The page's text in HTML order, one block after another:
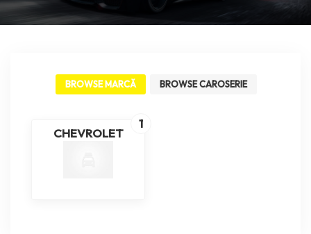
BROWSE MARCĂ BROWSE CAROSERIE
CHEVROLET
1